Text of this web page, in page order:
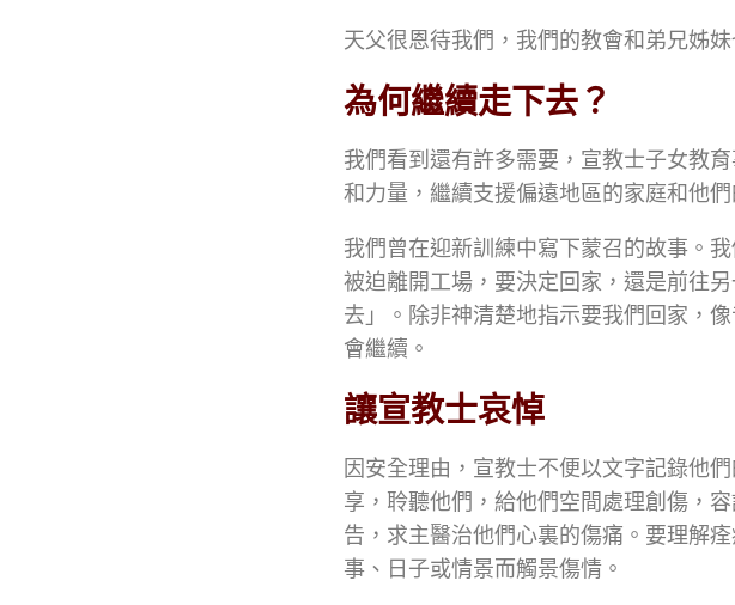
天父很恩待我們，我們的教會和弟兄姊
為何繼續走下去？
我們看到還有許多需要，宣教士子女教
和力量，繼續支援偏遠地區的家庭和他們
我們曾在迎新訓練中寫下蒙召的故事。
被迫離開工場，要決定回家，還是前往
去」。除非神清楚地指示要我們回家，
會繼續。
讓宣教士哀悼
因安全理由，宣教士不便以文字記錄他
享，聆聽他們，給他們空間處理創傷，
告，求主醫治他們心裏的傷痛。要理解
事、日子或情景而觸景傷情。